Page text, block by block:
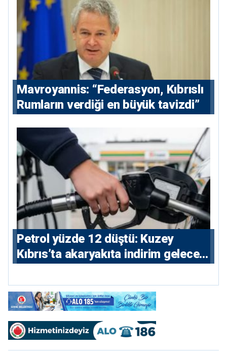
Mavroyannis: “Federasyon, Kıbrıslı
Rumların verdiği en büyük tavizdi”
Petrol yüzde 12 düştü: Kuzey
Kıbrıs’ta akaryakıta indirim gelecek